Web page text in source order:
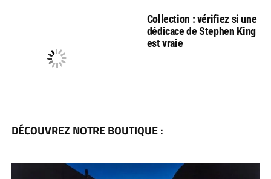
Collection : vérifiez si une
dédicace de Stephen King
est vraie
DÉCOUVREZ NOTRE BOUTIQUE :